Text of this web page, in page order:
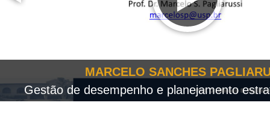
MARCELO SANCHES
Gestão de desempenho e planejamento